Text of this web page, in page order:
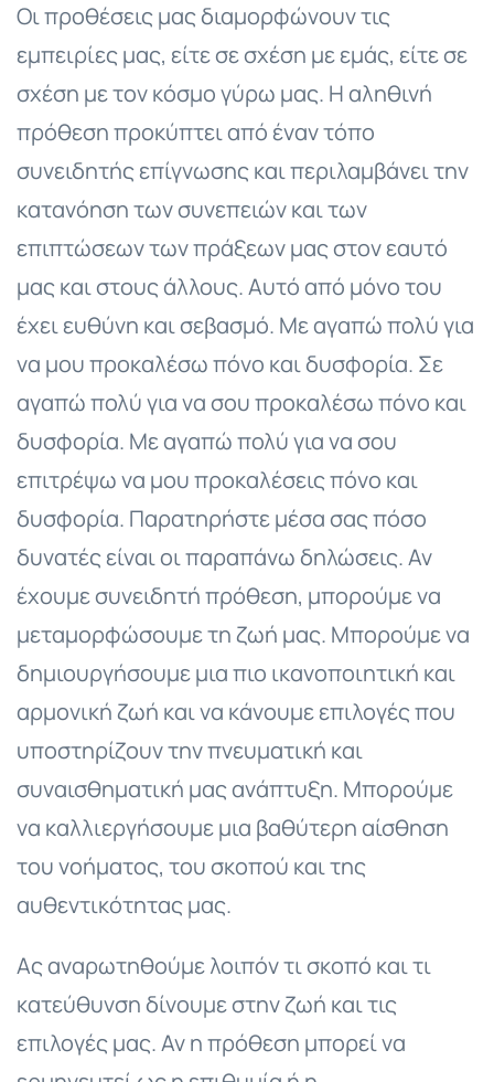
Οι προθέσεις μας διαμορφώνουν τις
εμπειρίες μας, είτε σε σχέση με εμάς, είτε σε
σχέση με τον κόσμο γύρω μας. Η αληθινή
πρόθεση προκύπτει από έναν τόπο
συνειδητής επίγνωσης και περιλαμβάνει την
κατανόηση των συνεπειών και των
επιπτώσεων των πράξεων μας στον εαυτό
μας και στους άλλους. Αυτό από μόνο του
έχει ευθύνη και σεβασμό. Με αγαπώ πολύ για
να μου προκαλέσω πόνο και δυσφορία. Σε
αγαπώ πολύ για να σου προκαλέσω πόνο και
δυσφορία. Με αγαπώ πολύ για να σου
επιτρέψω να μου προκαλέσεις πόνο και
δυσφορία. Παρατηρήστε μέσα σας πόσο
δυνατές είναι οι παραπάνω δηλώσεις. Αν
έχουμε συνειδητή πρόθεση, μπορούμε να
μεταμορφώσουμε τη ζωή μας. Μπορούμε να
δημιουργήσουμε μια πιο ικανοποιητική και
αρμονική ζωή και να κάνουμε επιλογές που
υποστηρίζουν την πνευματική και
συναισθηματική μας ανάπτυξη. Μπορούμε
να καλλιεργήσουμε μια βαθύτερη αίσθηση
του νοήματος, του σκοπού και της
αυθεντικότητας μας.
Ας αναρωτηθούμε λοιπόν τι σκοπό και τι
κατεύθυνση δίνουμε στην ζωή και τις
επιλογές μας. Αν η πρόθεση μπορεί να